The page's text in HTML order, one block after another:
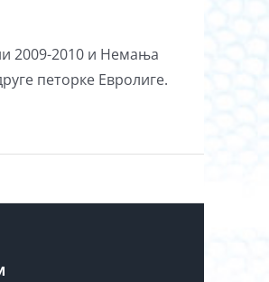
2009-2010 и Немања
петорке Евролиге.